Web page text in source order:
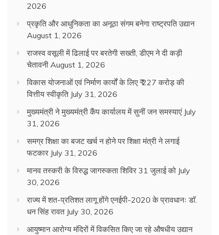
2026
प्रकृति और आधुनिकता का अनूठा संगम बनेगा राष्ट्रपति उद्यान
August 1, 2026
राजस्व वसूली में ढिलाई पर बरतेगी सख्ती, डीएम ने दी कड़ी
चेतावनी August 1, 2026
विकास योजनाओं एवं निर्माण कार्यों के लिए ₹ 227 करोड़ की
वित्तीय स्वीकृति July 31, 2026
मुख्यमंत्री ने मुख्यमंत्री कैंप कार्यालय में सुनीं जन समस्याएं July
31, 2026
समग्र शिक्षा का बजट खर्च न होने पर शिक्षा मंत्री ने लगाई
फटकार July 31, 2026
मानव तस्करी के विरुद्ध जागरुकता शिविर 31 जुलाई को July
30, 2026
राज्य में शत-प्रतिशत लागू होंगे एनईपी-2020 के प्रावधानः डाॅ.
धन सिंह रावत July 30, 2026
आयुष्मान आरोग्य मंदिरों में विकसित किए जा रहे औषधीय उद्यान